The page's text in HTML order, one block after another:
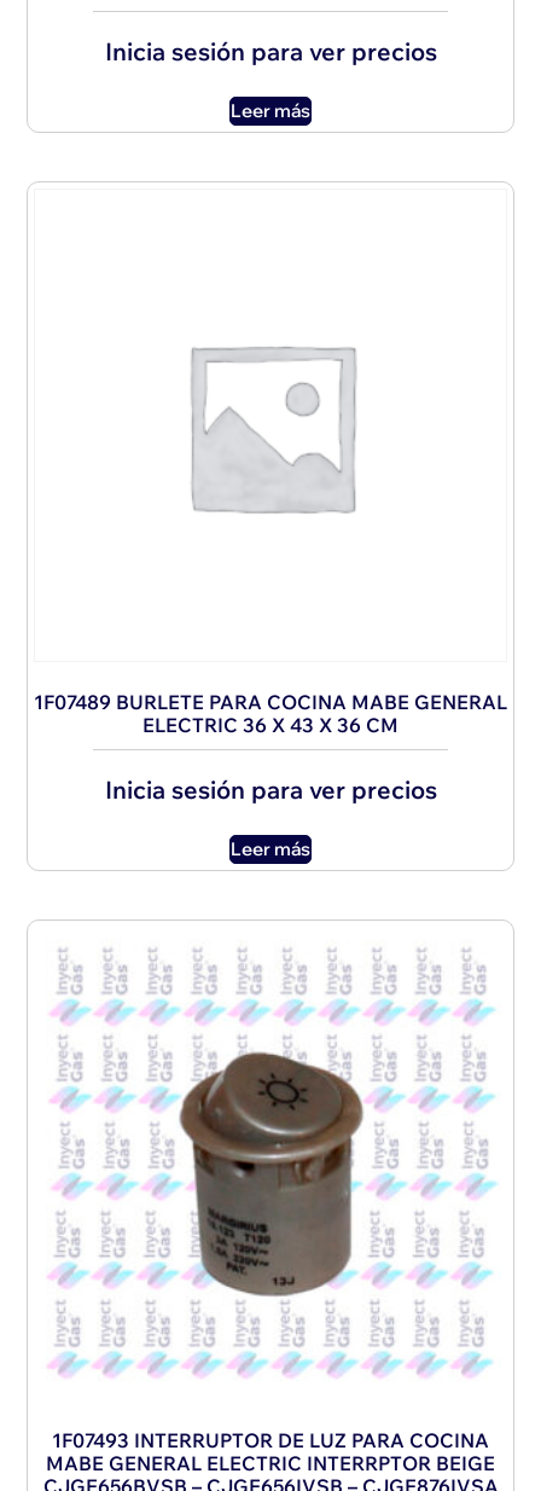
Inicia sesión para ver precios
Leer más
1F07489 BURLETE PARA COCINA MABE GENERAL
ELECTRIC 36 X 43 X 36 CM
Inicia sesión para ver precios
Leer más
1F07493 INTERRUPTOR DE LUZ PARA COCINA
MABE GENERAL ELECTRIC INTERRPTOR BEIGE
CJGE656BVSB – CJGE656IVSB – CJGE876IVSA